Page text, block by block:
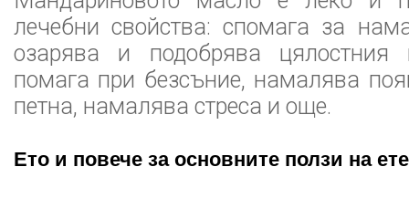
лечебни свойства: спомага за
озарява и подобрява
помага при безсъние, намалява
петна, намалява стреса и още.
Ето и повече за основните ползи на